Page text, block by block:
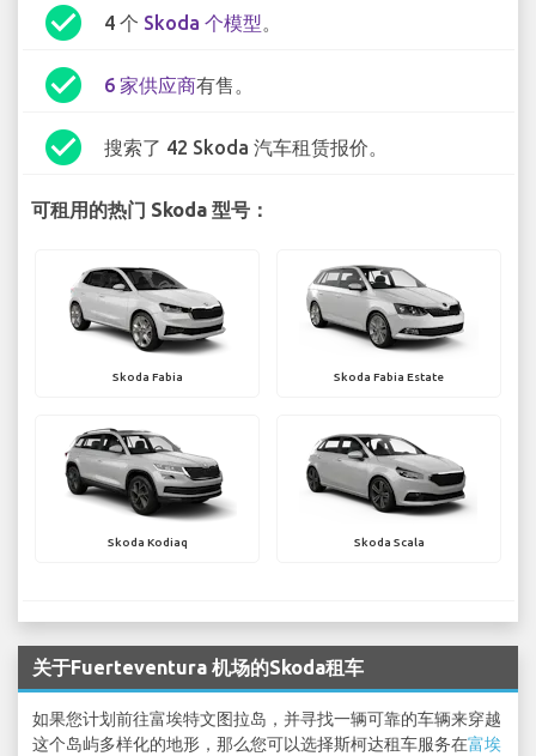
check_circle 4 个 Skoda 个模型。
check_circle 6 家供应商有售。
check_circle 搜索了 42 Skoda 汽车租赁报价。
可租用的热门 Skoda 型号：
Skoda Fabia Skoda Fabia Estate
Skoda Kodiaq Skoda Scala
关于Fuerteventura 机场的Skoda租车
如果您计划前往富埃特文图拉岛，并寻找一辆可靠的车辆来穿越
这个岛屿多样化的地形，那么您可以选择斯柯达租车服务在富埃